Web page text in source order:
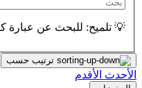
💡 تلميح: للبحث عن عبارة
ترتيب حسب
الأحدث الأقدم